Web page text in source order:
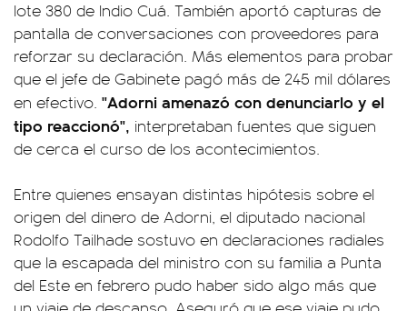
lote 380 de Indio Cuá. También aportó capturas de
pantalla de conversaciones con proveedores para
reforzar su declaración. Más elementos para probar
que el jefe de Gabinete pagó más de 245 mil dólares
en efectivo. "Adorni amenazó con denunciarlo y el
tipo reaccionó", interpretaban fuentes que siguen
de cerca el curso de los acontecimientos.
Entre quienes ensayan distintas hipótesis sobre el
origen del dinero de Adorni, el diputado nacional
Rodolfo Tailhade sostuvo en declaraciones radiales
que la escapada del ministro con su familia a Punta
del Este en febrero pudo haber sido algo más que